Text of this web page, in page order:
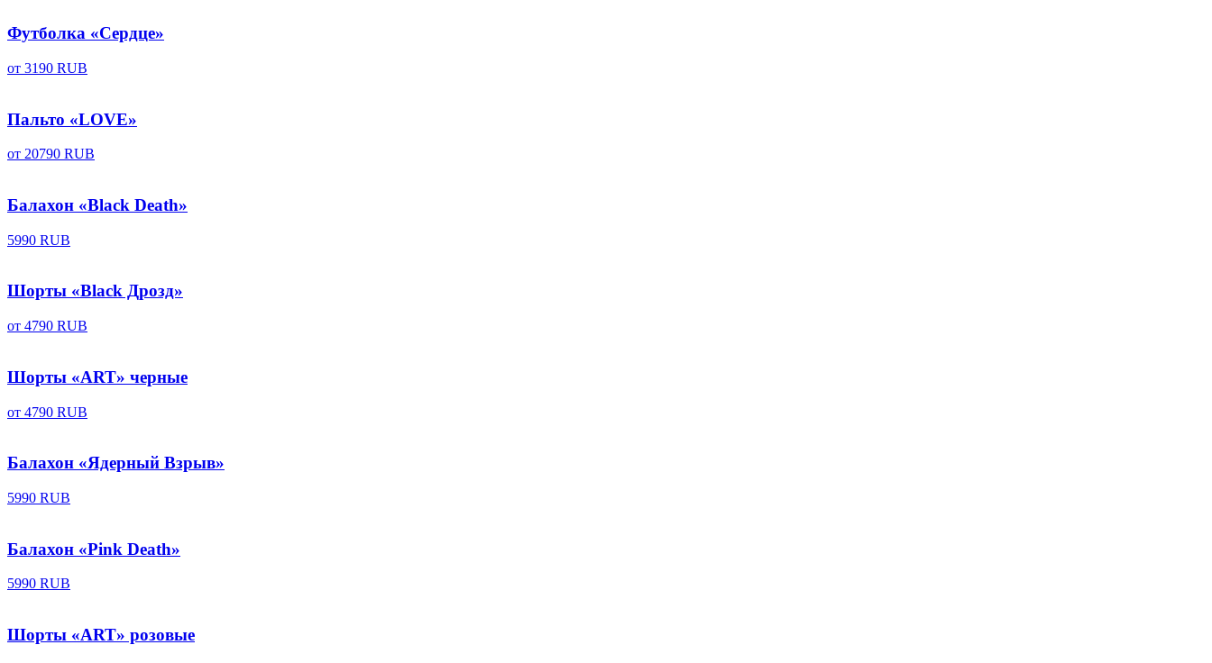
Футболка «Сердце»
от 3190 RUB
Пальто «LOVE»
от 20790 RUB
Балахон «Black Death»
5990 RUB
Шорты «Black Дрозд»
от 4790 RUB
Шорты «ART» черные
от 4790 RUB
Балахон «Ядерный Взрыв»
5990 RUB
Балахон «Pink Death»
5990 RUB
Шорты «ART» розовые